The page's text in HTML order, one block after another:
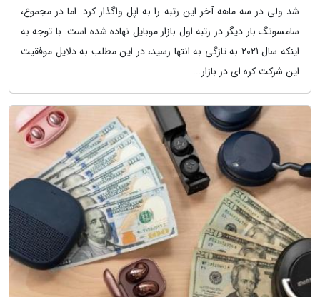
شد ولی در سه ماهه آخر این رتبه را به اپل واگذار کرد. اما در مجموع،
سامسونگ بار دیگر در رتبه اول بازار موبایل نهاده شده است. با توجه به
اینکه سال 2021 به تازگی به انتها رسید، در این مطلب به دلایل موفقیت
این شرکت کره ای در بازار...